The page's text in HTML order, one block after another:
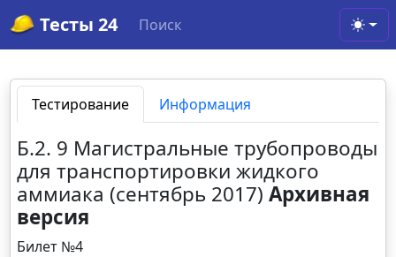
Тесты 24 Поиск
Тестирование Информация
Б.2. 9 Магистральные трубопроводы
для транспортировки жидкого
аммиака (сентябрь 2017)Архивная
версия
Билет №4